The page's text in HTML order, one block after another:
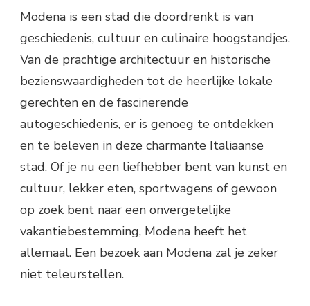
Modena is een stad die doordrenkt is van
geschiedenis, cultuur en culinaire hoogstandjes.
Van de prachtige architectuur en historische
bezienswaardigheden tot de heerlijke lokale
gerechten en de fascinerende
autogeschiedenis, er is genoeg te ontdekken
en te beleven in deze charmante Italiaanse
stad. Of je nu een liefhebber bent van kunst en
cultuur, lekker eten, sportwagens of gewoon
op zoek bent naar een onvergetelijke
vakantiebestemming, Modena heeft het
allemaal. Een bezoek aan Modena zal je zeker
niet teleurstellen.